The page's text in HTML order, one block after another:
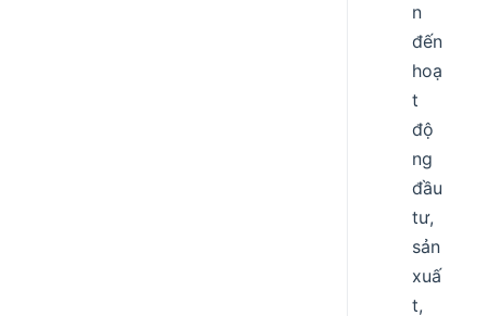
n
đến
hoạ
t
độ
ng
đầu
tư,
sản
xuấ
t,